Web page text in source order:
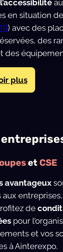
en situation
) avec des
des
des
plus
etCSE
avantageux
aux
de
pour
et vos
à Ainterexpo.